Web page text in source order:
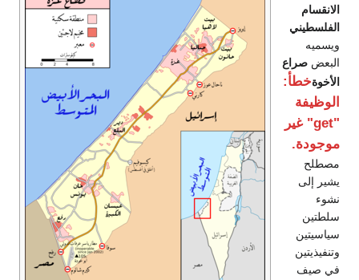
الانقسام
الفلسطيني
ويسميه
البعض صراع
الأخوةخطأ:
الوظيفة
"get" غير
موجودة.
مصطلح
يشير إلى
نشوء
سلطتين
سياسيتين
وتنفيذيتين
في صيف